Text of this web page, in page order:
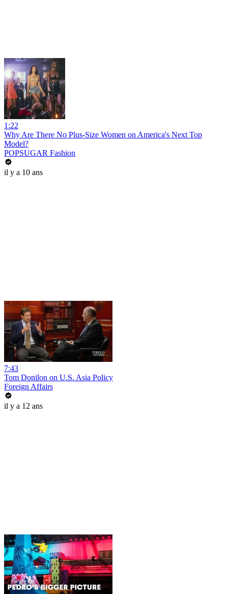
1:22
Why Are There No Plus-Size Women on America's Next Top
Model?
POPSUGAR Fashion
il y a 10 ans
7:43
Tom Donilon on U.S. Asia Policy
Foreign Affairs
il y a 12 ans